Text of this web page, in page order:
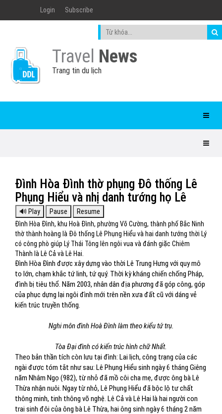
Login Subscribe
Travel News
Trang tin du lịch
Đình Hòa Đình thờ phụng Đô thống Lê
Phụng Hiểu và nhị danh tướng họ Lê
Đình Hòa Đình, khu Hoà Đình, phường Võ Cường, thành phố Bắc Ninh
thờ thành hoàng là Đô thống Lê Phụng Hiểu và hai danh tướng thời Lý
có công phò giúp Lý Thái Tông lên ngôi vua và đánh giặc Chiêm
Thành là Lê Cả và Lê Hai.
Đình Hòa Đình được xây dựng vào thời Lê Trung Hưng với quy mô
to lớn, chạm khắc tứ linh, tứ quý. Thời kỳ kháng chiến chống Pháp,
đình bị tiêu thổ. Năm 2003, nhân dân địa phương đã góp công, góp
của phục dựng lại ngôi đình mới trên nền xưa đất cũ với dáng vẻ
kiến trúc truyền thống.
Nghi môn đình Hoà Đình làm theo kiểu tứ trụ.
Tòa Đại đình có kiến trúc hình chữ Nhất.
Theo bản thần tích còn lưu tại đình: Lai lịch, công trạng của các
ngài được tóm tắt như sau: Lê Phụng Hiểu sinh ngày 6 tháng Giêng
năm Nhâm Ngọ (982), từ nhỏ đã mồ côi cha mẹ, được ông bà Lê
Thừa nhận nuôi. Ngay từ nhỏ, Lê Phụng Hiểu đã bộc lộ tư chất
thông minh, tinh thông võ nghệ. Lê Cả và Lê Hai là hai người con
trai sinh đôi của ông bà Lê Thừa, hai ông sinh ngày 6 tháng 2 năm